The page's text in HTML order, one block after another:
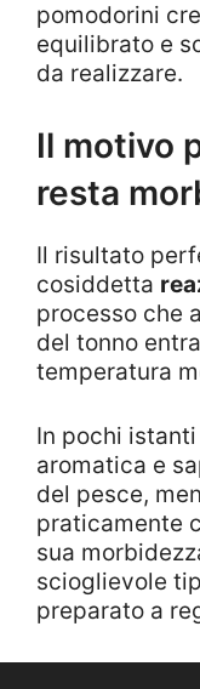
pomodorini
equilibrato e
da realizzare.
Il motivo
resta
Il risultato
cosiddetta
processo che
del tonno
temperatura
In pochi
aromatica e
del pesce,
praticamente
sua
scioglievole
preparato a